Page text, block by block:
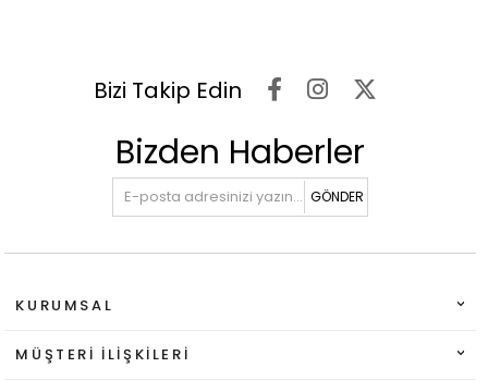
Bizi Takip Edin
Bizden Haberler
GÖNDER
KURUMSAL
MÜŞTERI İLIŞKILERI